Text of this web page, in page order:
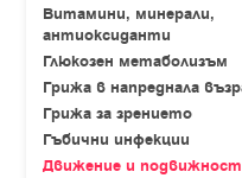
Витамини, минерали,
антиоксиданти
Глюкозен метаболизъм
Грижа в напреднала
Грижа за зрението
Гъбични инфекции
Движение и подвижност